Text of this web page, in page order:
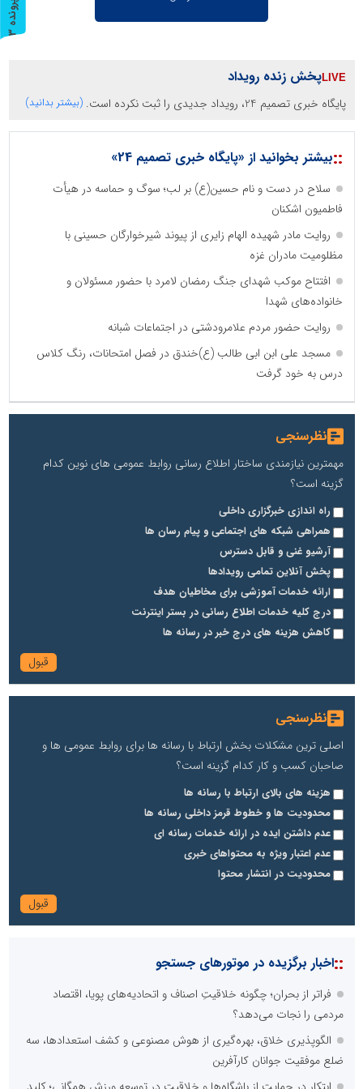
پخش زنده رویداد
پایگاه خبری تصمیم 24، رویداد جدیدی را ثبت نکرده است. (بیشتر بدانید)
::بیشتر بخوانید از «پایگاه خبری تصمیم 24»
سلاح در دست و نام حسین(ع) بر لب؛ سوگ و حماسه در هیأت
فاطمیون اشکنان
روایت مادر شهیده الهام زایری از پیوند شیرخوارگان حسینی با
مظلومیت مادران غزه
افتتاح موکب شهدای جنگ رمضان لامرد با حضور مسئولان و
خانواده‌های شهدا
روایت حضور مردم علامرودشتی در اجتماعات شبانه
مسجد علی ابن ابی طالب (ع)خندق در فصل امتحانات، رنگ کلاس
درس به خود گرفت
نظرسنجی
مهمترین نیازمندی ساختار اطلاع رسانی روابط عمومی های نوین کدام
گزینه است؟
راه اندازی خبرگزاری داخلی
همراهی شبکه های اجتماعی و پیام رسان ها
آرشیو غنی و قابل دسترس
پخش آنلاین تمامی رویدادها
ارائه خدمات آموزشی برای مخاطیان هدف
درج کلیه خدمات اطلاع رسانی در بستر اینترنت
کاهش هزینه های درج خبر در رسانه ها
نظرسنجی
اصلی ترین مشکلات بخش ارتباط با رسانه ها برای روابط عمومی ها و
صاحبان کسب و کار کدام گزینه است؟
هزینه های بالای ارتباط با رسانه ها
محدودیت ها و خطوط قرمز داخلی رسانه ها
عدم داشتن ایده در ارائه خدمات رسانه ای
عدم اعتبار ویژه به محتواهای خبری
محدودیت در انتشار محتوا
::اخبار برگزیده در موتورهای جستجو
فراتر از بحران؛ چگونه خلاقیتِ اصناف و اتحادیه‌های پویا، اقتصاد
مردمی را نجات می‌دهد؟
الگوپذیری خلاق، بهره‌گیری از هوش مصنوعی و کشف استعدادها، سه
ضلع موفقیت جوانان کارآفرین
پ
ر
و
ن
د
ه
3